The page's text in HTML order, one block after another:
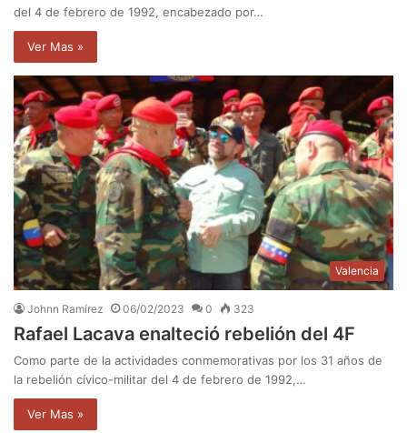
del 4 de febrero de 1992, encabezado por…
Ver Mas »
Valencia
Johnn Ramírez 06/02/2023 0 323
Rafael Lacava enalteció rebelión del 4F
Como parte de la actividades conmemorativas por los 31 años de
la rebelión cívico-militar del 4 de febrero de 1992,…
Ver Mas »